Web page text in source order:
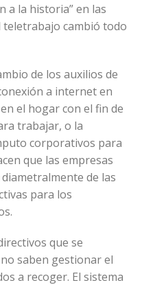
a la historia” en las
teletrabajo cambió todo
de los auxilios de
a internet en
el hogar con el fin de
trabajar, o la
corporativos para
que las empresas
de las
para los
que se
saben gestionar el
a recoger. El sistema